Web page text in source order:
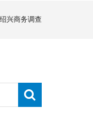
绍兴商务调查